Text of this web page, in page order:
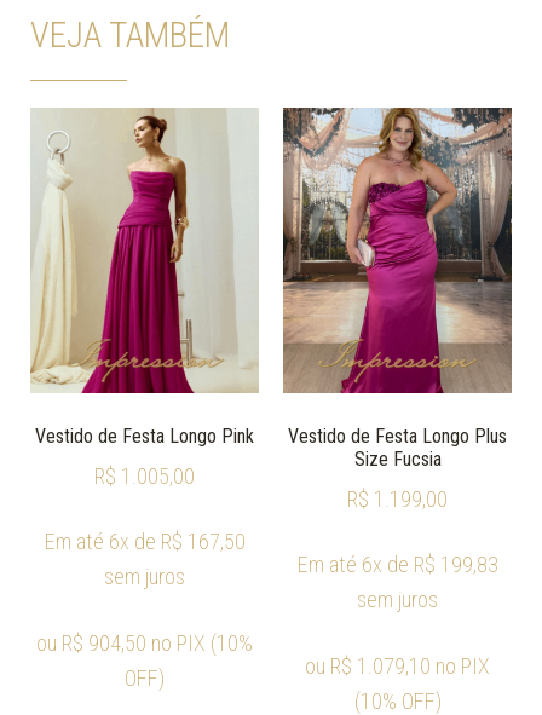
VEJA TAMBÉM
Vestido de Festa Longo Pink
R$ 1.005,00
Em até 6x de R$ 167,50
sem juros
ou R$ 904,50 no PIX (10%
OFF)
Vestido de Festa Longo Plus
Size Fucsia
R$ 1.199,00
Em até 6x de R$ 199,83
sem juros
ou R$ 1.079,10 no PIX
(10% OFF)